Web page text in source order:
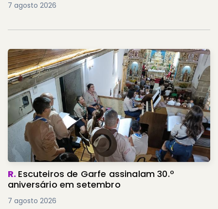
7 agosto 2026
R. Escuteiros de Garfe assinalam 30.º
aniversário em setembro
7 agosto 2026